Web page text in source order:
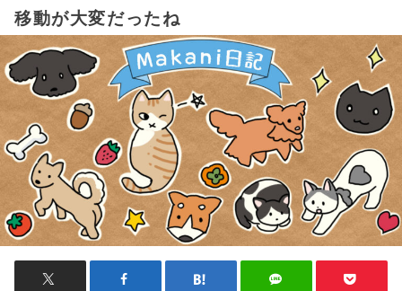
移動が大変だったね